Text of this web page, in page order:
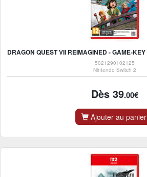
5021290102125
Nintendo Switch 2
Dès 39.00€
Ajouter au panier